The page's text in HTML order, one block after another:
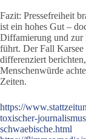
Fazit: Pressefreiheit
ist ein hohes Gut –
Diffamierung und zur
führt. Der Fall
differenziert
Menschenwürde
Zeiten.
https://
toxischer-
schwaebische.html